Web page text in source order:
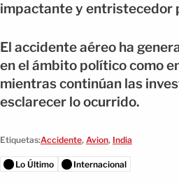
impactante y entristecedor
El accidente aéreo ha
en el ámbito político como
mientras continúan las
esclarecer lo ocurrido.
Etiquetas:Accidente, Avion, India
Lo Último Internacional